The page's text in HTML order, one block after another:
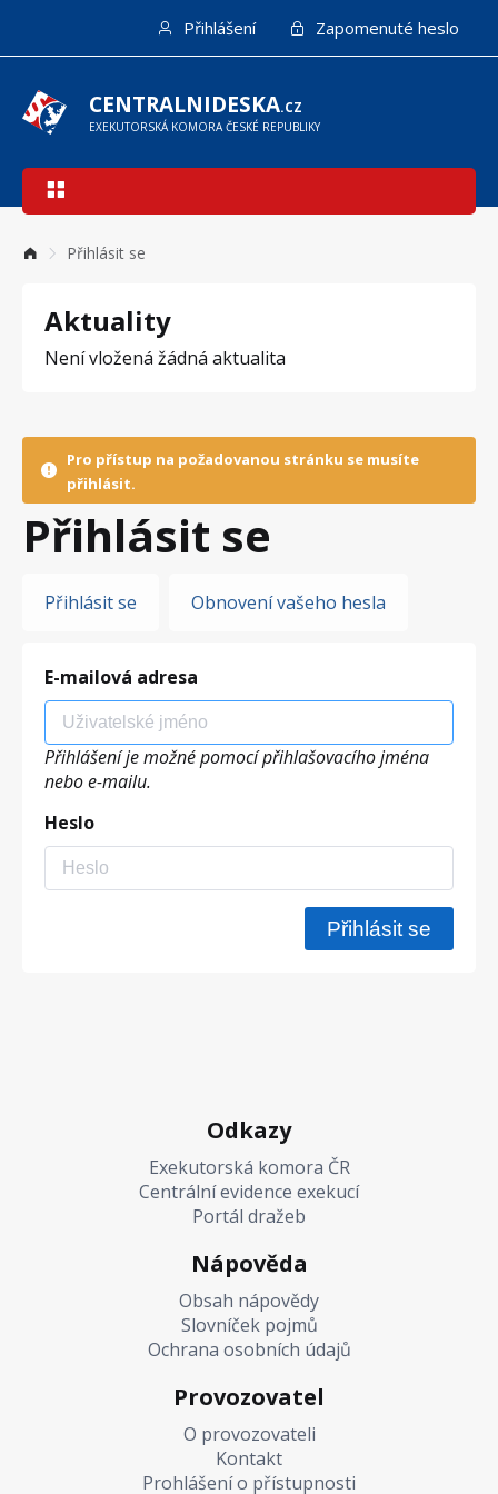
hlavnímu
obsahu
Přihlášení Zapomenuté heslo
CENTRALNIDESKA.CZ
EXEKUTORSKÁ KOMORA ČESKÉ REPUBLIKY
Hlavní
Přihlásit se
Aktuality
Není vložená žádná aktualita
Pro přístup na požadovanou stránku se musíte
přihlásit.
Přihlásit se
Hlavní
Přihlásit se Obnovení vašeho hesla
E-mailová adresa
Přihlášení je možné pomocí přihlašovacího jména
nebo e-mailu.
Heslo
Odkazy
Exekutorská komora ČR
Centrální evidence exekucí
Portál dražeb
Nápověda
Obsah nápovědy
Slovníček pojmů
Ochrana osobních údajů
Provozovatel
O provozovateli
Kontakt
Prohlášení o přístupnosti